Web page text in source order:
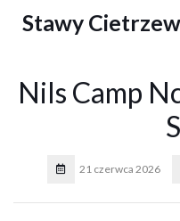
Stawy
Nils Camp
21 czerwca 2026